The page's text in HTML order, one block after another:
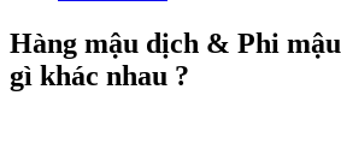
Hàng mậu dịch & Phi
gì khác nhau ?